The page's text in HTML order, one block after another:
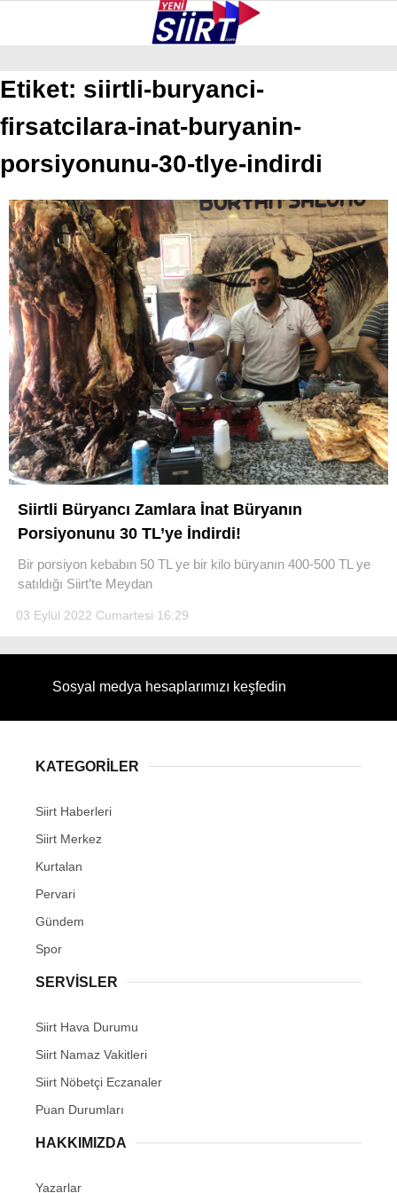
WhatsApp İhbar Hattı
Youtube
GALERİ VİDEO YAZARLAR
BAYKAN
PERVARI
ŞIRVAN
TILLO
GÜNDEM
NÖBETÇI ECZANELER
Etiket: siirtli-buryanci-
firsatcilara-inat-buryanin-
porsiyonunu-30-tlye-indirdi
Siirtli Büryancı Zamlara İnat Büryanın
Porsiyonunu 30 TL’ye İndirdi!
Bir porsiyon kebabın 50 TL ye bir kilo büryanın 400-500 TL ye
satıldığı Siirt’te Meydan
03 Eylül 2022 Cumartesi 16:29
Sosyal medya hesaplarımızı keşfedin
KATEGORİLER
Siirt Haberleri
Siirt Merkez
Kurtalan
Pervari
Gündem
Spor
SERVİSLER
Siirt Hava Durumu
Siirt Namaz Vakitleri
Siirt Nöbetçi Eczanaler
Puan Durumları
HAKKIMIZDA
Yazarlar